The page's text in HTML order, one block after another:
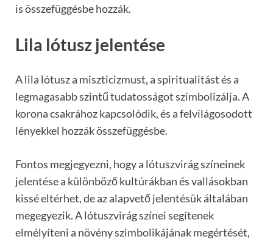
is összefüggésbe hozzák.
Lila lótusz jelentése
A lila lótusz a miszticizmust, a spiritualitást és a
legmagasabb szintű tudatosságot szimbolizálja. A
korona csakrához kapcsolódik, és a felvilágosodott
lényekkel hozzák összefüggésbe.
Fontos megjegyezni, hogy a lótuszvirág színeinek
jelentése a különböző kultúrákban és vallásokban
kissé eltérhet, de az alapvető jelentésük általában
megegyezik. A lótuszvirág színei segítenek
elmélyíteni a növény szimbolikájának megértését,